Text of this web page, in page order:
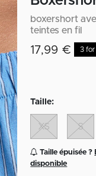
boxershort
teintes en fil
17,99 € 3
Taille:
XS S
Taille épuisée ?
disponible